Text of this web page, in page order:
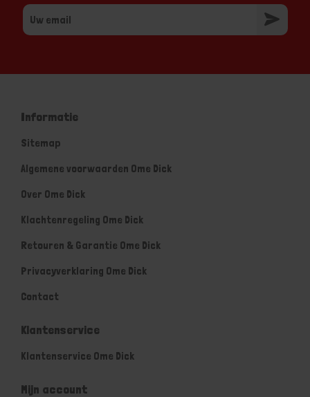
Informatie
Sitemap
Algemene voorwaarden Ome Dick
Over Ome Dick
Klachtenregeling Ome Dick
Retouren & Garantie Ome Dick
Privacyverklaring Ome Dick
Contact
Klantenservice
Klantenservice Ome Dick
Mijn account